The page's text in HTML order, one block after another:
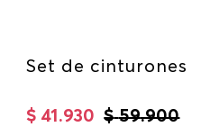
Set de cinturones
$ 59.900
$ 41 .930